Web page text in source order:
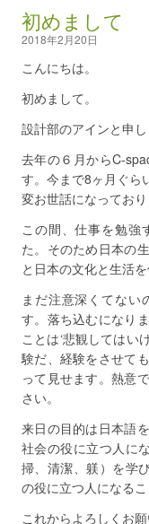
初めまして
2018年2月20日
こんにちは。
初めまして。
設計部のアインと申
去年の６月からC-
す。今まで8ヶ月ぐら
変お世話になってお
この間、仕事を勉強
た。そのため日本の
と日本の文化と生活を
まだ注意深くてない
す。落ち込むになり
ことは‘悲観してはい
験だ、経験をさせて
って見せます。熱意
さい。
来日の目的は日本語
社会の役に立つ人に
掃、清潔、躾）を学
の役に立つ人になるこ
これからよろしくお願